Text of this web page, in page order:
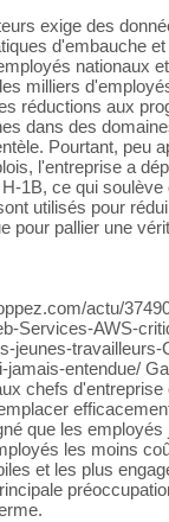
exige des
d'embauche
nationaux
milliers
réductions aux
dans des
Pourtant, peu
l'entreprise a
1B, ce qui soulève
utilisés pour
pour pallier une
actu/
Services-AWS-
jeunes-
jamais-entendue/
chefs d'entreprise
que les employés
les moins
et les plus